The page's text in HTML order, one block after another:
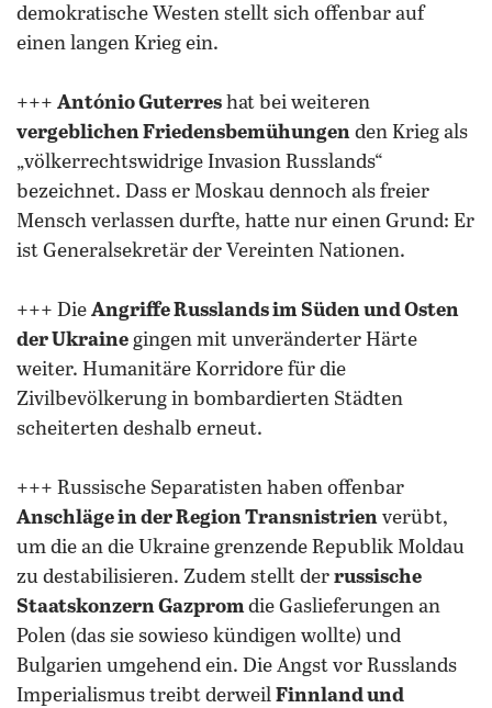
demokratische Westen stellt sich offenbar auf
einen langen Krieg ein.
+++ António Guterres hat bei weiteren
vergeblichen Friedensbemühungen den Krieg als
„völkerrechtswidrige Invasion Russlands“
bezeichnet. Dass er Moskau dennoch als freier
Mensch verlassen durfte, hatte nur einen Grund: Er
ist Generalsekretär der Vereinten Nationen.
+++ Die Angriffe Russlands im Süden und Osten
der Ukraine gingen mit unveränderter Härte
weiter. Humanitäre Korridore für die
Zivilbevölkerung in bombardierten Städten
scheiterten deshalb erneut.
+++ Russische Separatisten haben offenbar
Anschläge in der Region Transnistrien verübt,
um die an die Ukraine grenzende Republik Moldau
zu destabilisieren. Zudem stellt der russische
Staatskonzern Gazpromdie Gaslieferungen an
Polen (das sie sowieso kündigen wollte) und
Bulgarien umgehend ein. Die Angst vor Russlands
Imperialismus treibt derweil Finnland und